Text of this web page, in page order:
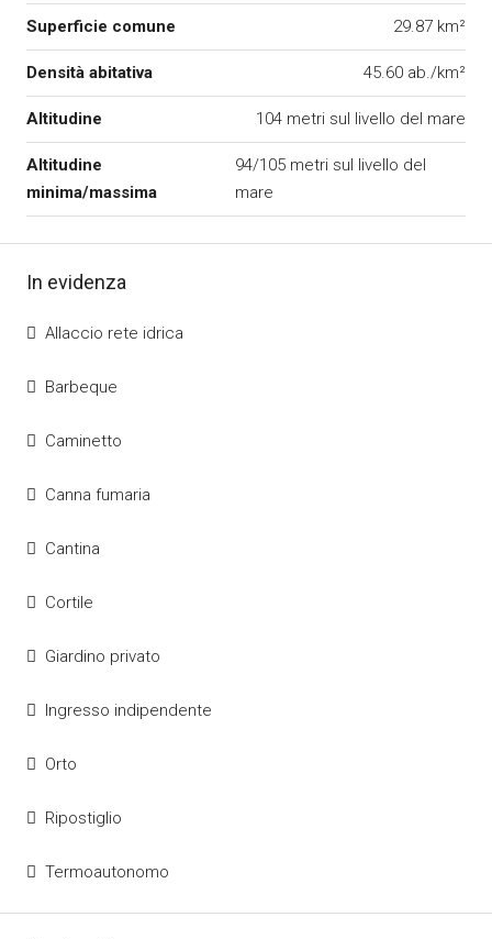
Superficie comune 29.87 km²
Densità abitativa 45.60 ab./km²
Altitudine 104 metri sul livello del mare
Altitudine
minima/massima
94/105 metri sul livello del
mare
In evidenza
Allaccio rete idrica
Barbeque
Caminetto
Canna fumaria
Cantina
Cortile
Giardino privato
Ingresso indipendente
Orto
Ripostiglio
Termoautonomo